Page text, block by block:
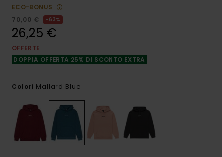
ECO-BONUS
70,00 €
63%
26,25 €
OFFERTE
DOPPIA OFFERTA 25% DI SCONTO EXTRA
Colori Mallard Blue